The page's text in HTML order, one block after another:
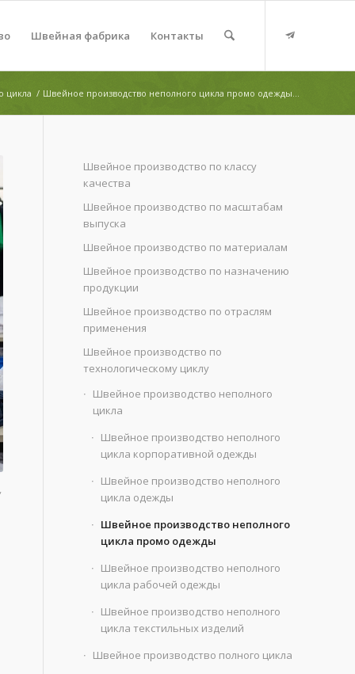
Швейная фабрика Контакты
цикла / Швейное производство неполного цикла промо одежды...
Швейное производство по классу
качества
Швейное производство по масштабам
выпуска
Швейное производство по материалам
Швейное производство по назначению
продукции
Швейное производство по отраслям
применения
Швейное производство по
технологическому циклу
Швейное производство неполного
цикла
Швейное производство неполного
цикла корпоративной одежды
Швейное производство неполного
цикла одежды
Швейное производство неполного
цикла промо одежды
Швейное производство неполного
цикла рабочей одежды
Швейное производство неполного
цикла текстильных изделий
Швейное производство полного цикла